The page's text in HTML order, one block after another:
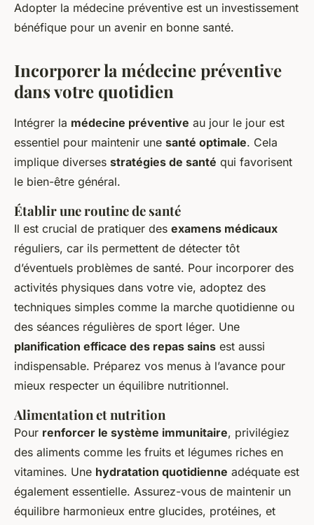
Adopter la médecine préventive est un investissement
bénéfique pour un avenir en bonne santé.
Incorporer la médecine préventive
dans votre quotidien
Intégrer la médecine préventive au jour le jour est
essentiel pour maintenir une santé optimale. Cela
implique diverses stratégies de santé qui favorisent
le bien-être général.
Établir une routine de santé
Il est crucial de pratiquer des examens médicaux
réguliers, car ils permettent de détecter tôt
d’éventuels problèmes de santé. Pour incorporer des
activités physiques dans votre vie, adoptez des
techniques simples comme la marche quotidienne ou
des séances régulières de sport léger. Une
planification efficace des repas sains est aussi
indispensable. Préparez vos menus à l’avance pour
mieux respecter un équilibre nutritionnel.
Alimentation et nutrition
Pour renforcer le système immunitaire, privilégiez
des aliments comme les fruits et légumes riches en
vitamines. Une hydratation quotidienne adéquate est
également essentielle. Assurez-vous de maintenir un
équilibre harmonieux entre glucides, protéines, et